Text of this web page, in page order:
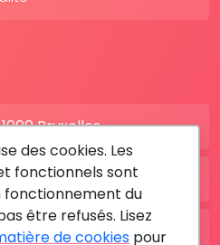
Bruxelles
des cookies. Les
fonctionnels sont
fonctionnement du
être refusés. Lisez
de cookies pour